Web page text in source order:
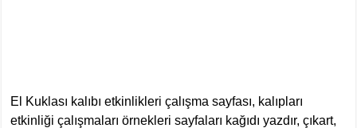
El Kuklası kalıbı etkinlikleri çalışma sayfası, kalıpları
etkinliği çalışmaları örnekleri sayfaları kağıdı yazdır, çıkart,